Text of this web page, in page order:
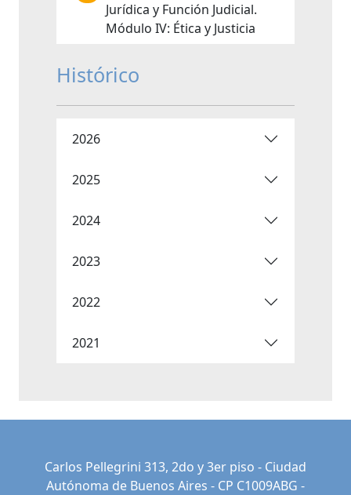
Jurídica y Función Judicial.
Módulo IV: Ética y Justicia
Histórico
2026
2025
2024
2023
2022
2021
Carlos Pellegrini 313, 2do y 3er piso - Ciudad
Autónoma de Buenos Aires - CP C1009ABG -